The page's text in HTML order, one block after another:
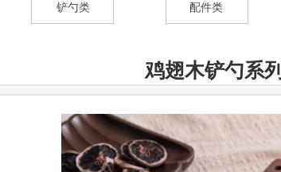
铲勺类 配件类
鸡翅木铲勺系列